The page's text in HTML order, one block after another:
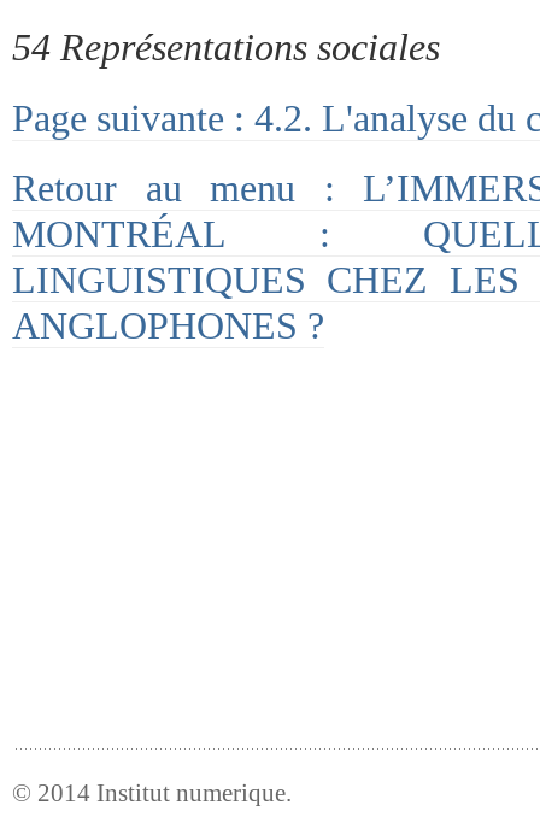
54 Représentations sociales
Page suivante : 4.2. L'analyse du
Retour au menu :
MONTRÉAL :
LINGUISTIQUES CHEZ LES
ANGLOPHONES ?
© 2014 Institut numerique.